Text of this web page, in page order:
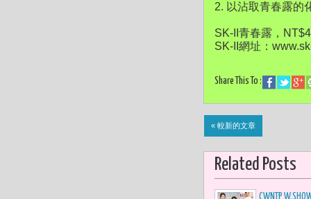
2. 以沾取青春露的
SK-II青春露，
SK-II網址：
Share This To :
« 較新的文章
Related Posts
CWNTP